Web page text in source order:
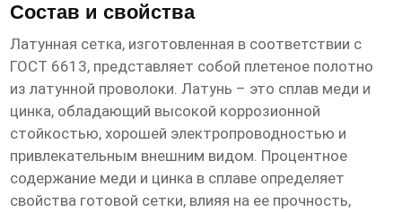
Состав и свойства
Латунная сетка, изготовленная в соответствии с
ГОСТ 6613, представляет собой плетеное полотно
из латунной проволоки. Латунь – это сплав меди и
цинка, обладающий высокой коррозионной
стойкостью, хорошей электропроводностью и
привлекательным внешним видом. Процентное
содержание меди и цинка в сплаве определяет
свойства готовой сетки, влияя на ее прочность,